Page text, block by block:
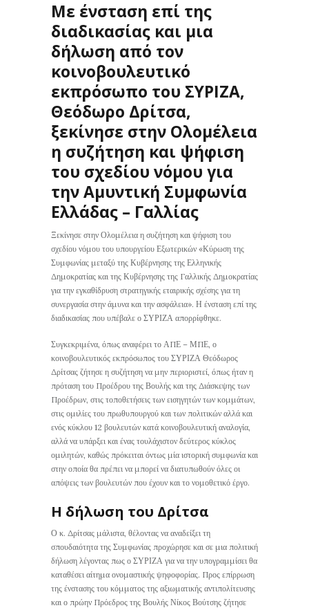
Με ένσταση επί της
διαδικασίας και μια
δήλωση από τον
κοινοβουλευτικό
εκπρόσωπο του ΣΥΡΙΖΑ,
Θεόδωρο Δρίτσα,
ξεκίνησε στην Ολομέλεια
η συζήτηση και ψήφιση
του σχεδίου νόμου για
την Αμυντική Συμφωνία
Ελλάδας – Γαλλίας
Ξεκίνησε στην Ολομέλεια η συζήτηση και ψήφιση του
σχεδίου νόμου του υπουργείου Εξωτερικών «Κύρωση της
Συμφωνίας μεταξύ της Κυβέρνησης της Ελληνικής
Δημοκρατίας και της Κυβέρνησης της Γαλλικής Δημοκρατίας
για την εγκαθίδρυση στρατηγικής εταιρικής σχέσης για τη
συνεργασία στην άμυνα και την ασφάλεια». Η ένσταση επί της
διαδικασίας που υπέβαλε ο ΣΥΡΙΖΑ απορρίφθηκε.
Συγκεκριμένα, όπως αναφέρει το ΑΠΕ – ΜΠΕ, ο
κοινοβουλευτικός εκπρόσωπος του ΣΥΡΙΖΑ Θεόδωρος
Δρίτσας ζήτησε η συζήτηση να μην περιοριστεί, όπως ήταν η
πρόταση του Προέδρου της Βουλής και της Διάσκεψης των
Προέδρων, στις τοποθετήσεις των εισηγητών των κομμάτων,
στις ομιλίες του πρωθυπουργού και των πολιτικών αλλά και
ενός κύκλου 12 βουλευτών κατά κοινοβουλευτική αναλογία,
αλλά να υπάρξει και ένας τουλάχιστον δεύτερος κύκλος
ομιλητών, καθώς πρόκειται όντως μία ιστορική συμφωνία και
στην οποία θα πρέπει να μπορεί να διατυπωθούν όλες οι
απόψεις των βουλευτών που έχουν και το νομοθετικό έργο.
Η δήλωση του Δρίτσα
Ο κ. Δρίτσας μάλιστα, θέλοντας να αναδείξει τη
σπουδαιότητα της Συμφωνίας προχώρησε και σε μια πολιτική
δήλωση λέγοντας πως ο ΣΥΡΙΖΑ για να την υπογραμμίσει θα
καταθέσει αίτημα ονομαστικής ψηφοφορίας. Προς επίρρωση
της ένστασης του κόμματος της αξιωματικής αντιπολίτευσης
και ο πρώην Πρόεδρος της Βουλής Νίκος Βούτσης ζήτησε